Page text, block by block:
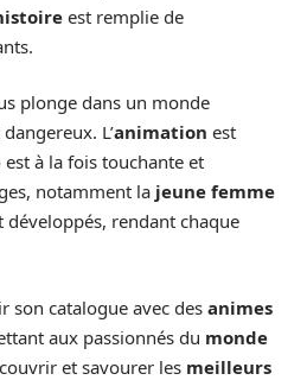
est remplie de
plonge dans un monde
L’animation est
est à la fois touchante et
notamment la jeune femme
rendant chaque
son catalogue avec des animes
aux passionnés du monde
et savourer les meilleurs